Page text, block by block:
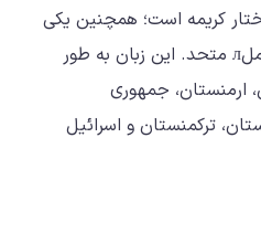
کریمه است؛ همچنین یکی
از شش زبان رسمی سازمان ملл متحد. این زبان به طور
ارمنستان، جمهوری
ترکمنستان و اسرائیل